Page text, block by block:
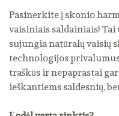
Pasinerkite į skonio
vaisiniais saldainiais!
sujungia natūralų vaisių
technologijos
traškūs ir nepaprastai
ieškantiems saldesnių,